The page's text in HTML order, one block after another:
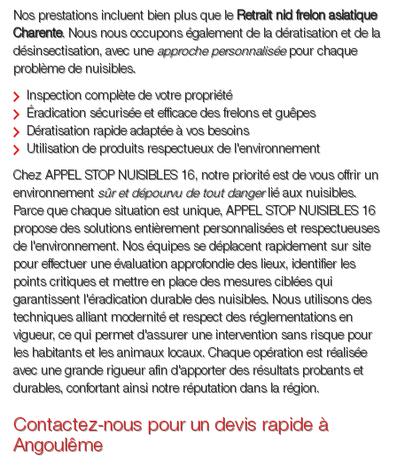
Nos prestations incluent bien plus que le Retrait nid frelon asiatique
Charente. Nous nous occupons également de la dératisation et de la
désinsectisation, avec une approche personnaliséepour chaque
problème de nuisibles.
Inspection complète de votre propriété
Éradication sécurisée et efficace des frelons et guêpes
Dératisation rapide adaptée à vos besoins
Utilisation de produits respectueux de l'environnement
Chez APPEL STOP NUISIBLES 16, notre priorité est de vous offrir un
environnement sûr et dépourvu de tout dangerlié aux nuisibles.
Parce que chaque situation est unique, APPEL STOP NUISIBLES 16
propose des solutions entièrement personnalisées et respectueuses
de l'environnement. Nos équipes se déplacent rapidement sur site
pour effectuer une évaluation approfondie des lieux, identifier les
points critiques et mettre en place des mesures ciblées qui
garantissent l'éradication durable des nuisibles. Nous utilisons des
techniques alliant modernité et respect des réglementations en
vigueur, ce qui permet d'assurer une intervention sans risque pour
les habitants et les animaux locaux. Chaque opération est réalisée
avec une grande rigueur afin d'apporter des résultats probants et
durables, confortant ainsi notre réputation dans la région.
Contactez-nous pour un devis rapide à
Angoulême